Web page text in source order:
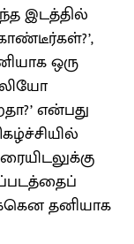
இடத்தில்
ஒரு
என்பது
தனியாக